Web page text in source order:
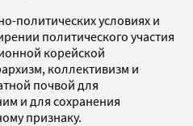
политических условиях и
политического участия
корейской
коллективизм и
почвой для
и для сохранения
признаку.